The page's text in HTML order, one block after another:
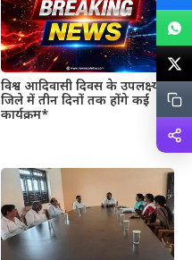
विश्व आदिवासी दिवस के उपलक्ष्य में
जिले में तीन दिनों तक होंगे कई
कार्यक्रम*